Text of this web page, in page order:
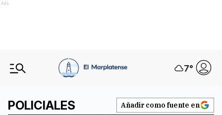
Ads
7°
POLICIALES Añadir como fuente en